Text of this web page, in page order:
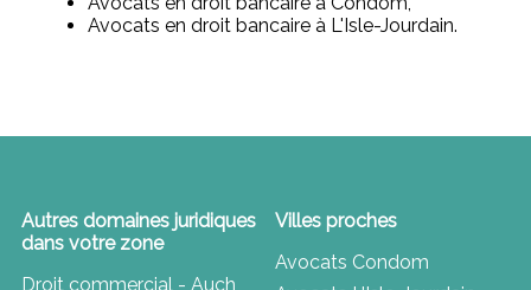
Avocats en droit bancaire à L'Isle-Jourdain.
Autres domaines juridiques
dans votre zone
Droit commercial - Auch
Villes proches
Avocats Condom